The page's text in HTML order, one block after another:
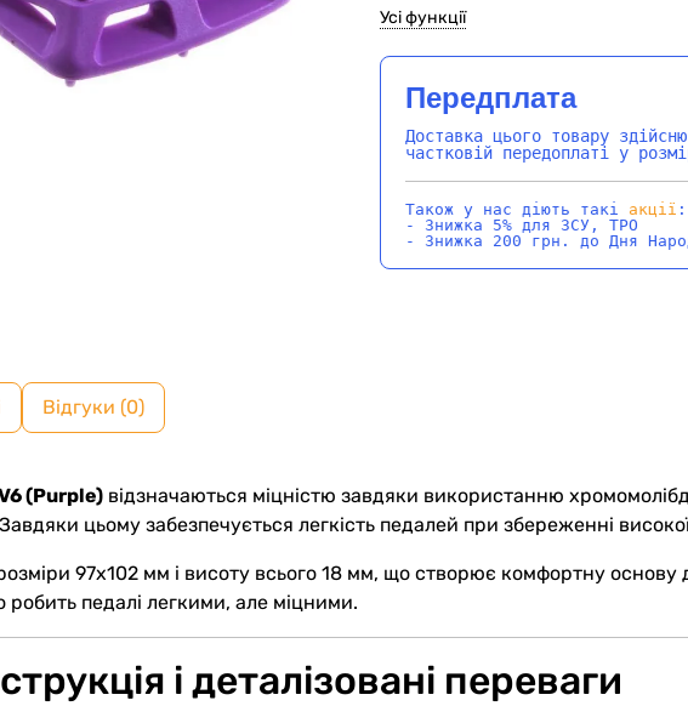
Усі функції
Передплата
Доставка цього товару
частковій передоплаті у
Також у нас діють такі акції :
- Знижка 5% для ЗСУ, ТРО
- Знижка 200 грн. до Дня
Відгуки (0)
(Purple) відзначаються міцністю завдяки використанню
цьому забезпечується легкість педалей при збереженні
97x102 мм і висоту всього 18 мм, що створює комфортну
робить педалі легкими, але міцними.
і деталізовані переваги